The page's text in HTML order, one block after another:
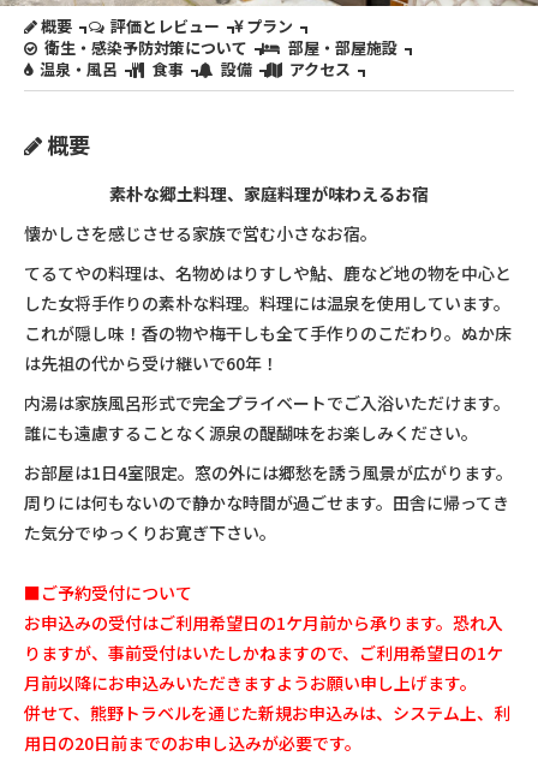
概要 評価とレビュー
プラン
衛生・感染予防対策について
部屋・部屋施設
温泉・風呂
食事 設備 アクセス
概要
素朴な郷土料理、家庭料理が味わえるお宿
懐かしさを感じさせる家族で営む小さなお宿。
てるてやの料理は、名物めはりすしや鮎、鹿など地の物を中心と
した女将手作りの素朴な料理。料理には温泉を使用しています。
これが隠し味！香の物や梅干しも全て手作りのこだわり。ぬか床
は先祖の代から受け継いで60年！
内湯は家族風呂形式で完全プライベートでご入浴いただけます。
誰にも遠慮することなく源泉の醍醐味をお楽しみください。
お部屋は1日4室限定。窓の外には郷愁を誘う風景が広がります。
周りには何もないので静かな時間が過ごせます。田舎に帰ってき
た気分でゆっくりお寛ぎ下さい。
■ご予約受付について
お申込みの受付はご利用希望日の1ケ月前から承ります。恐れ入
りますが、事前受付はいたしかねますので、ご利用希望日の1ケ
月前以降にお申込みいただきますようお願い申し上げます。
併せて、熊野トラベルを通じた新規お申込みは、システム上、利
用日の20日前までのお申し込みが必要です。